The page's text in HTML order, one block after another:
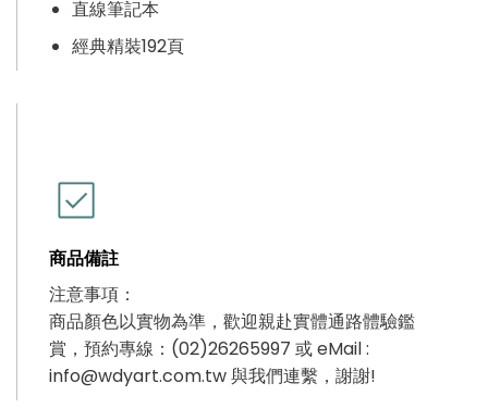
直線筆記本
經典精裝192頁
商品備註
注意事項：
商品顏色以實物為準，歡迎親赴實體通路體驗鑑
賞，預約專線：(02)26265997 或 eMail :
info@wdyart.com.tw 與我們連繫，謝謝!